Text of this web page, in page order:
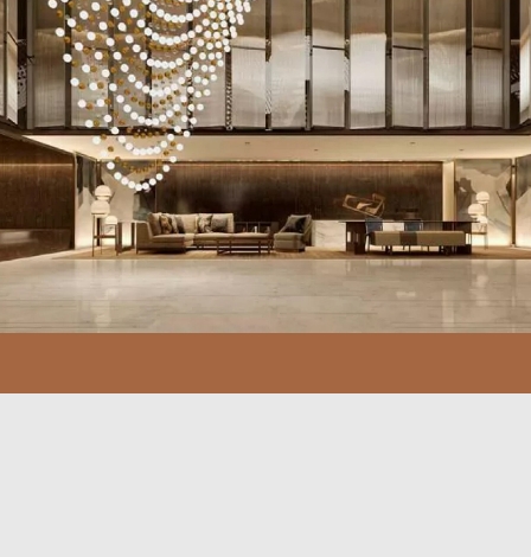
О НАС
В шумном мегаполисе Дубай, где каждый день
ТАМ, ГДЕ ВЕЧНОСТЬ
ВСТРЕЧАЕТСЯ
С СОВРЕМЕННОСТЬЮ